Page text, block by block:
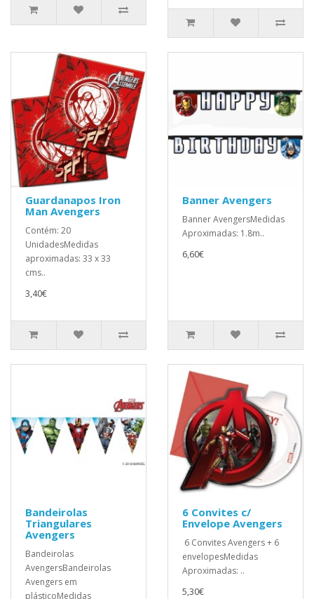
Guardanapos Iron
Man Avengers
Contém: 20
UnidadesMedidas
aproximadas: 33 x 33
cms..
3,40€
Banner Avengers
Banner AvengersMedidas
Aproximadas: 1.8m..
6,60€
Bandeirolas
Triangulares
Avengers
Bandeirolas
AvengersBandeirolas
Avengers em
plásticoMedidas
6 Convites c/
Envelope Avengers
6 Convites Avengers + 6
envelopesMedidas
Aproximadas: ..
5,30€